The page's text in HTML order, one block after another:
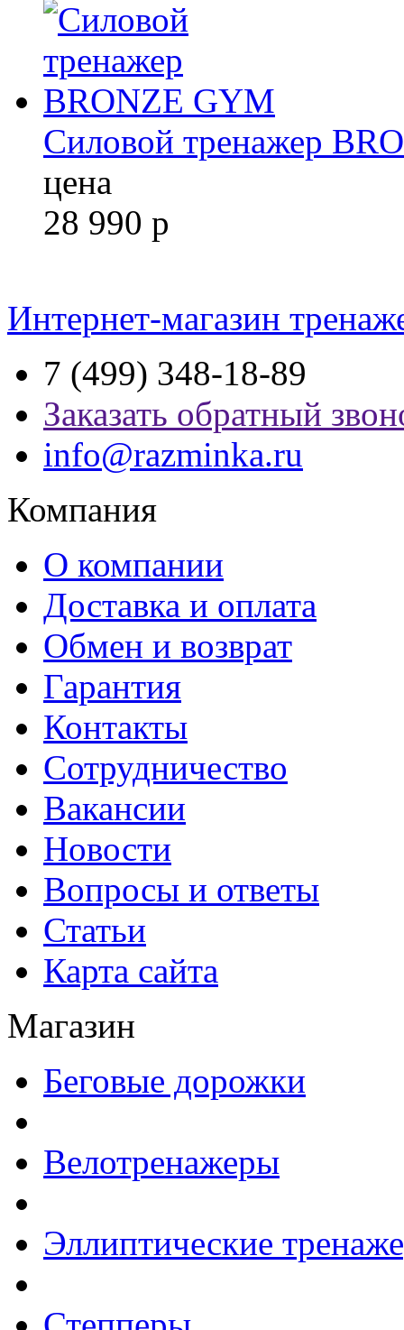
Силовой тренажер
цена
28 990 р
Интернет-магазин
7 (499) 348-18-89
Заказать обратный
info@razminka.ru
Компания
О компании
Доставка и оплата
Обмен и возврат
Гарантия
Контакты
Сотрудничество
Вакансии
Новости
Вопросы и ответы
Статьи
Карта сайта
Магазин
Беговые дорожки
Велотренажеры
Эллиптические